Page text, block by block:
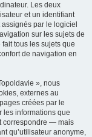
Les deux
et un identifiant
par le logiciel
sur les sujets de
tous les sujets que
de navigation en
», nous
externes au
créées par le
les informations que
correspondre — mais
qu’utilisateur anonyme,